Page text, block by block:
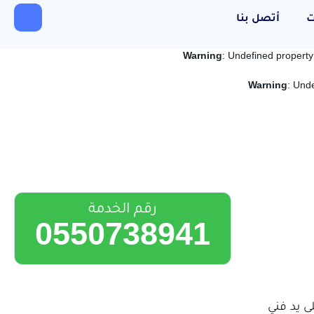
أتصل بنا
Warning: Undefined
Warning:
يد فني
رقم الخدمة
0550738941